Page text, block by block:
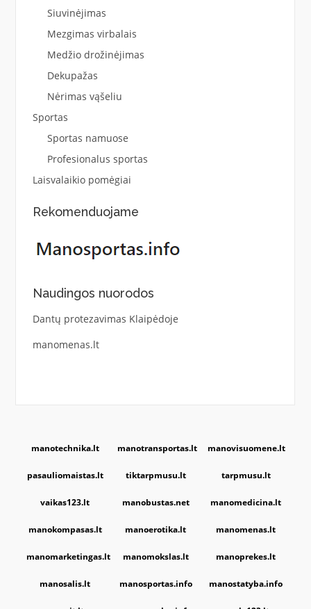
Siuvinėjimas
Mezgimas virbalais
Medžio drožinėjimas
Dekupažas
Nėrimas vąšeliu
Sportas
Sportas namuose
Profesionalus sportas
Laisvalaikio pomėgiai
Rekomenduojame
Naudingos nuorodos
Dantų protezavimas Klaipėdoje
manomenas.lt
manotechnika.lt manotransportas.lt manovisuomene.lt
pasauliomaistas.lt tiktarpmusu.lt tarpmusu.lt
vaikas123.lt manobustas.net manomedicina.lt
manokompasas.lt manoerotika.lt manomenas.lt
manomarketingas.lt manomokslas.lt manoprekes.lt
manosalis.lt manosportas.info manostatyba.info